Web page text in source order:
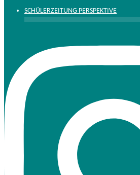
SCHÜLERZEITUNG PERSPEKTIVE